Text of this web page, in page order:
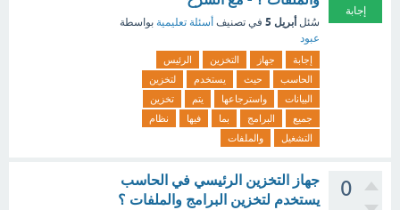
إجابة
سُئل أبريل 5 في تصنيف أسئلة تعليمية بواسطة
عبود
إجابة جهاز التخزين
الرئيس
الحاسب
حيث يستخدم
لتخزين
البيانات
واسترجاعها يتم
تخزين
جميع
البرامج بما فيها
نظام
التشغيل
والملفات
0
جهاز التخزين الرئيسي في الحاسب
يستخدم لتخزين البرامج والملفات ؟